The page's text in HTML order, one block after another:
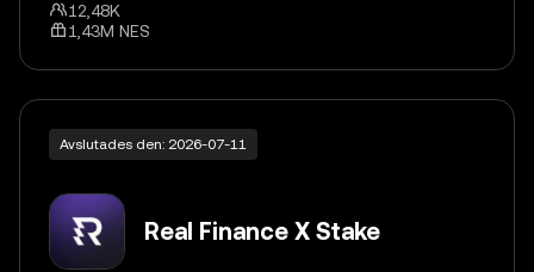
12,48K
1,43M NES
Avslutades den: 2026-07-11
Real Finance X Stake